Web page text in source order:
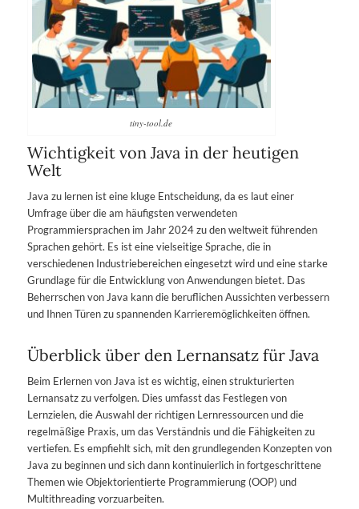
tiny-tool.de
Wichtigkeit von Java in der heutigen
Welt
Java zu lernen ist eine kluge Entscheidung, da es laut einer
Umfrage über die am häufigsten verwendeten
Programmiersprachen im Jahr 2024 zu den weltweit führenden
Sprachen gehört. Es ist eine vielseitige Sprache, die in
verschiedenen Industriebereichen eingesetzt wird und eine starke
Grundlage für die Entwicklung von Anwendungen bietet. Das
Beherrschen von Java kann die beruflichen Aussichten verbessern
und Ihnen Türen zu spannenden Karrieremöglichkeiten öffnen.
Überblick über den Lernansatz für Java
Beim Erlernen von Java ist es wichtig, einen strukturierten
Lernansatz zu verfolgen. Dies umfasst das Festlegen von
Lernzielen, die Auswahl der richtigen Lernressourcen und die
regelmäßige Praxis, um das Verständnis und die Fähigkeiten zu
vertiefen. Es empfiehlt sich, mit den grundlegenden Konzepten von
Java zu beginnen und sich dann kontinuierlich in fortgeschrittene
Themen wie Objektorientierte Programmierung (OOP) und
Multithreading vorzuarbeiten.